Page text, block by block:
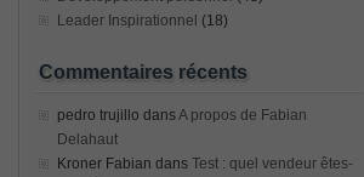
Leader Inspirationnel (18)
Commentaires récents
pedro trujillo dansA propos de Fabian
Delahaut
Kroner Fabian dans Test : quel vendeur êtes-